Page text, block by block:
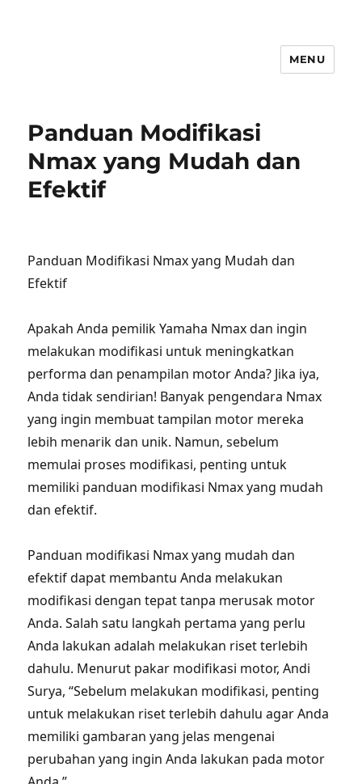
MENU
Panduan Modifikasi
Nmax yang Mudah dan
Efektif
Panduan Modifikasi Nmax yang Mudah dan
Efektif
Apakah Anda pemilik Yamaha Nmax dan ingin
melakukan modifikasi untuk meningkatkan
performa dan penampilan motor Anda? Jika iya,
Anda tidak sendirian! Banyak pengendara Nmax
yang ingin membuat tampilan motor mereka
lebih menarik dan unik. Namun, sebelum
memulai proses modifikasi, penting untuk
memiliki panduan modifikasi Nmax yang mudah
dan efektif.
Panduan modifikasi Nmax yang mudah dan
efektif dapat membantu Anda melakukan
modifikasi dengan tepat tanpa merusak motor
Anda. Salah satu langkah pertama yang perlu
Anda lakukan adalah melakukan riset terlebih
dahulu. Menurut pakar modifikasi motor, Andi
Surya, “Sebelum melakukan modifikasi, penting
untuk melakukan riset terlebih dahulu agar Anda
memiliki gambaran yang jelas mengenai
perubahan yang ingin Anda lakukan pada motor